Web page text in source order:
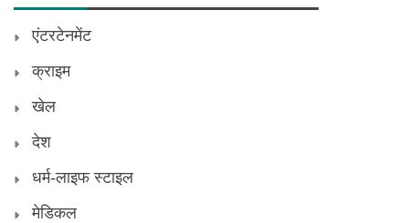
एंटरटेनमेंट
क्राइम
खेल
देश
धर्म-लाइफ स्टाइल
मेडिकल